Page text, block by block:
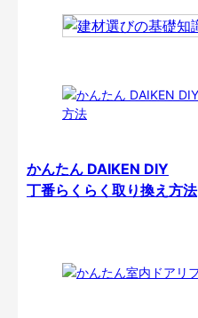
かんたん DAIKEN DIY
丁番らくらく取り換え方法